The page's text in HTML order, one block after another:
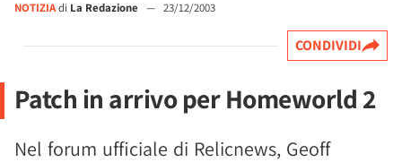
NOTIZIAdi La Redazione — 23/12/2003
CONDIVIDI
Patch in arrivo per Homeworld 2
Nel forum ufficiale di Relicnews, Geoff